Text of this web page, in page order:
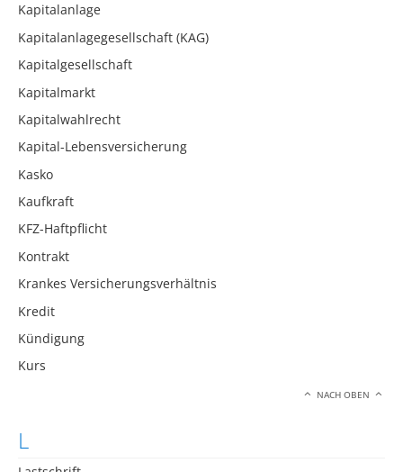
Kapitalanlage
Kapitalanlagegesellschaft (KAG)
Kapitalgesellschaft
Kapitalmarkt
Kapitalwahlrecht
Kapital-Lebensversicherung
Kasko
Kaufkraft
KFZ-Haftpflicht
Kontrakt
Krankes Versicherungsverhältnis
Kredit
Kündigung
Kurs
NACH OBEN
L